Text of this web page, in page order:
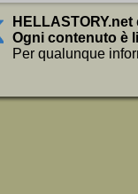
HELLASTORY.net
Ogni contenuto è
Per qualunque